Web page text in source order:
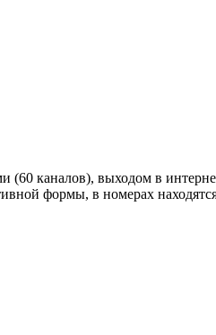
каналов), выходом в
формы, в номерах